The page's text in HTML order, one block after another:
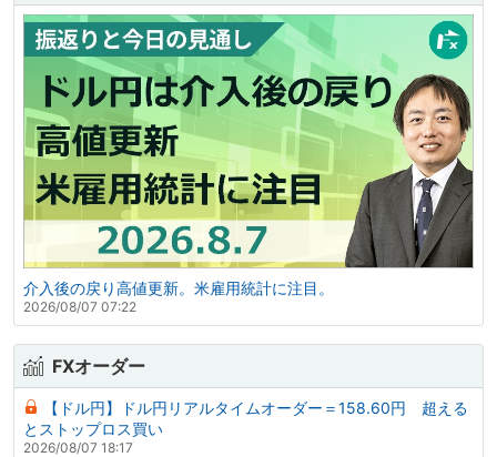
介入後の戻り高値更新。米雇用統計に注目。
2026/08/07 07:22
FXオーダー
【ドル円】ドル円リアルタイムオーダー＝158.60円 超える
とストップロス買い
2026/08/07 18:17